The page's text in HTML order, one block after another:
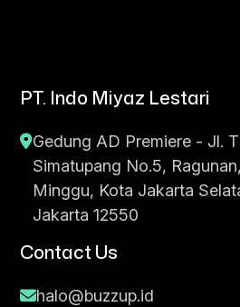
PT. Indo Miyaz Lestari
Gedung AD Premiere - Jl.
Simatupang No.5,
Minggu, Kota Jakarta
Jakarta 12550
Contact Us
halo@buzzup.id